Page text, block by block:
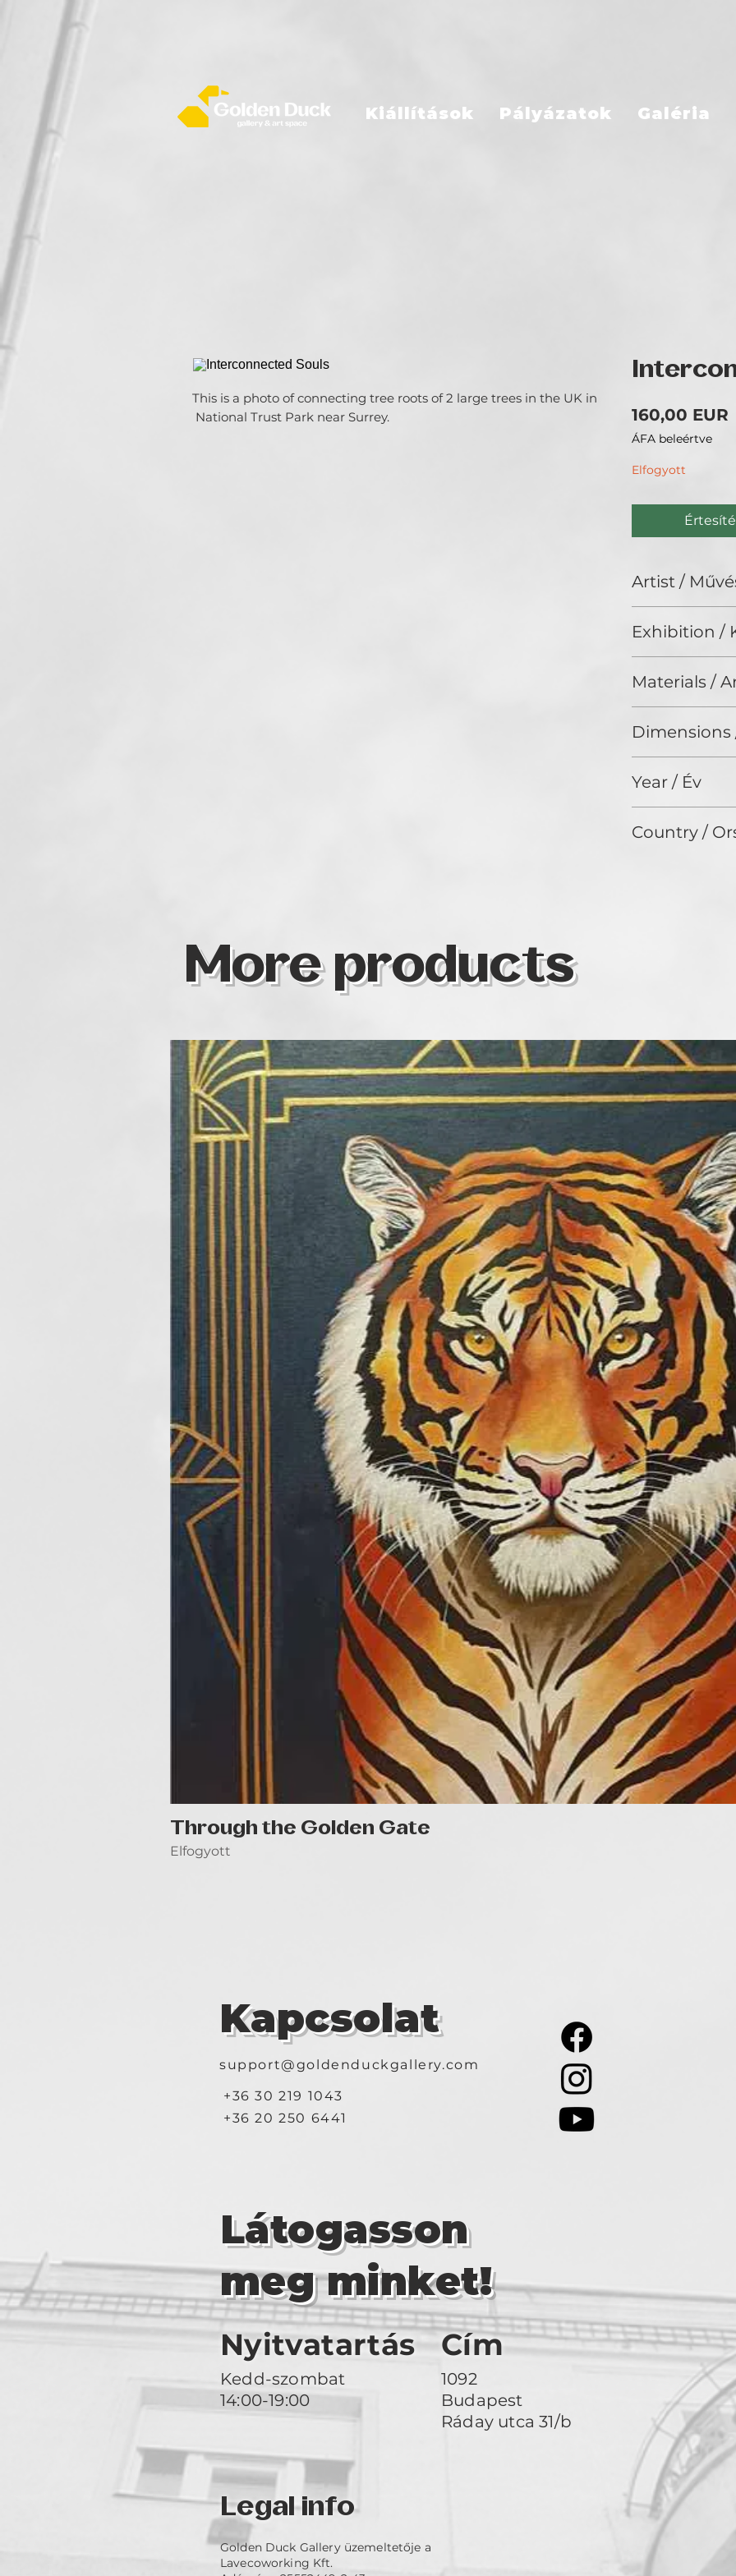
Kiállítások Pályázatok Galéria
This is a photo of connecting tree roots of 2 large trees in the UK in
National Trust Park near Surrey.
160,00 EUR
ÁFA beleértve
Elfogyott
Artist /
I am a Canadian
Exhibition /
Materials /
Dimensions
Year / Év
Country /
More products
Through the Golden Gate
Elfogyott
Kapcsolat
support@goldenduckgallery.com
+36 30 219 1043
+36 20 250 6441
Látogasson
meg minket!
Nyitvatartás Cím
Kedd-szombat
14:00-19:00
1092
Budapest
Ráday utca 31/b
Legal info
Golden Duck Gallery üzemeltetője a
Lavecoworking Kft.